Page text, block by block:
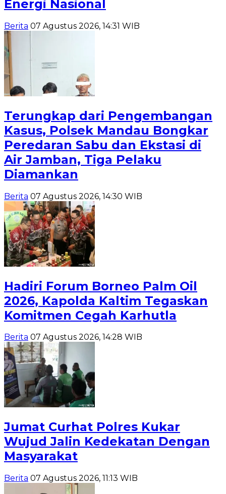
Energi Nasional
Berita 07 Agustus 2026, 14:31 WIB
Terungkap dari Pengembangan
Kasus, Polsek Mandau Bongkar
Peredaran Sabu dan Ekstasi di
Air Jamban, Tiga Pelaku
Diamankan
Berita 07 Agustus 2026, 14:30 WIB
Hadiri Forum Borneo Palm Oil
2026, Kapolda Kaltim Tegaskan
Komitmen Cegah Karhutla
Berita 07 Agustus 2026, 14:28 WIB
Jumat Curhat Polres Kukar
Wujud Jalin Kedekatan Dengan
Masyarakat
Berita 07 Agustus 2026, 11:13 WIB